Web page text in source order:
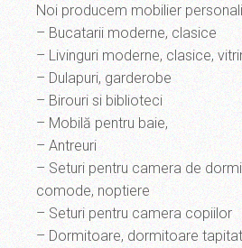
Noi producem mobilier
– Bucatarii moderne, clasice
– Livinguri moderne, clasice,
– Dulapuri, garderobe
– Birouri si biblioteci
– Mobilă pentru baie,
– Antreuri
– Seturi pentru camera de
comode, noptiere
– Seturi pentru camera copiilor
– Dormitoare, dormitoare